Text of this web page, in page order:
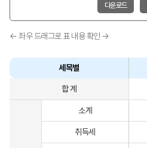
다운로드
세목별
합 계
소계
취득세